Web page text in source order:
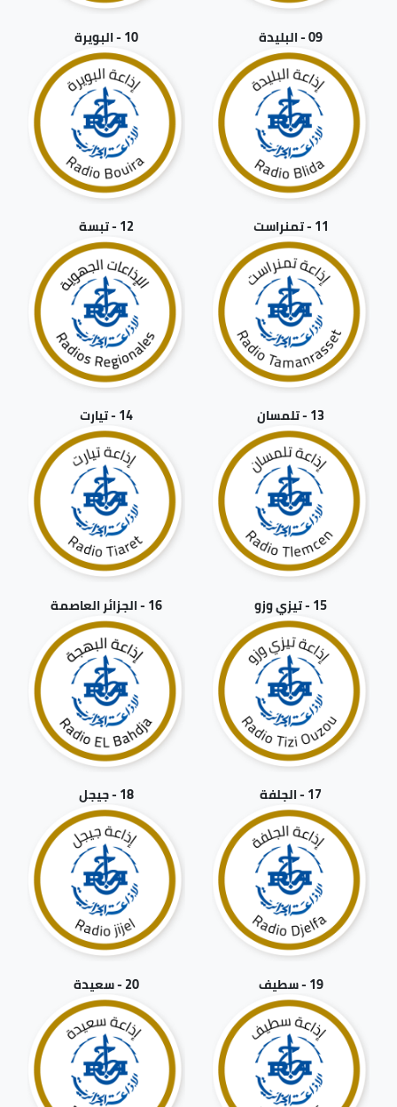
09 - البليدة 10 - البويرة
11 - تمنراست 12 - تبسة
13 - تلمسان 14 - تيارت
15 - تيزي وزو 16 - الجزائر العاصمة
17 - الجلفة 18 - جيجل
19 - سطيف 20 - سعيدة